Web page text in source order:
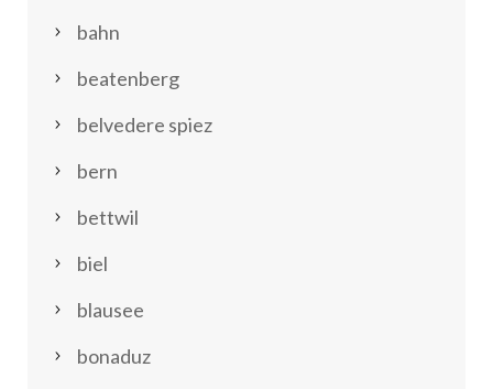
bahn
beatenberg
belvedere spiez
bern
bettwil
biel
blausee
bonaduz